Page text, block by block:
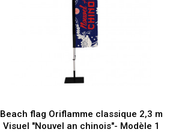
Beach flag Oriflamme classique 2,3 m
Visuel "Nouvel an chinois"- Modèle 1